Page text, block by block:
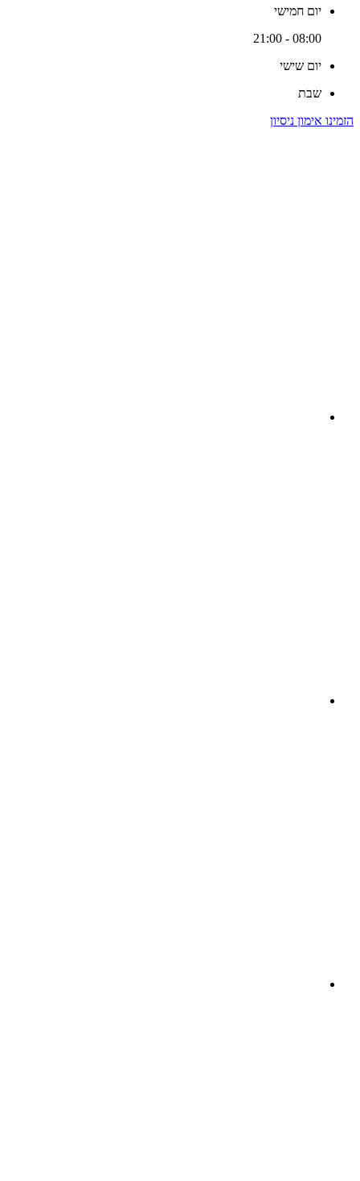
יום חמישי
08:00 - 21:00
יום שישי
שבת
הזמינו אימון ניסיון